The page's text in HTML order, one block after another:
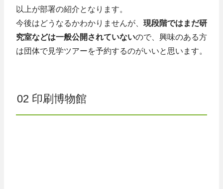
以上が部署の紹介となります。
今後はどうなるかわかりませんが、 現段階ではまだ研
究室などは一般公開されていないので、興味のある方
は団体で見学ツアーを予約するのがいいと思います。
02 印刷博物館